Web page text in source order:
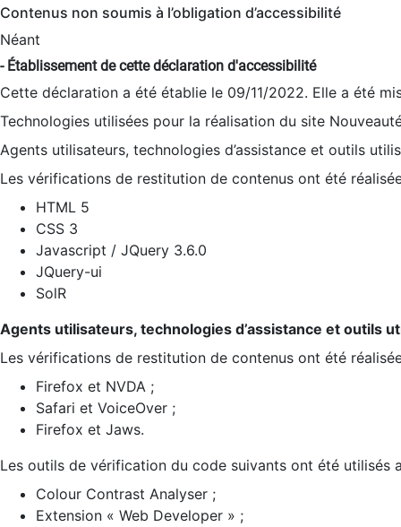
Contenus non soumis à l’obligation d’accessibilité
Néant
- Établissement de cette déclaration d'accessibilité
Cette déclaration a été établie le 09/11/2022. Elle a été
Technologies utilisées pour la réalisation du site
Agents utilisateurs, technologies d’assistance et outils
Les vérifications de restitution de contenus ont été
HTML 5
CSS 3
Javascript / JQuery 3.6.0
JQuery-ui
SolR
Agents utilisateurs, technologies d’assistance et outils
Les vérifications de restitution de contenus ont été
Firefox et NVDA ;
Safari et VoiceOver ;
Firefox et Jaws.
Les outils de vérification du code suivants ont été utilisés
Colour Contrast Analyser ;
Extension « Web Developer » ;